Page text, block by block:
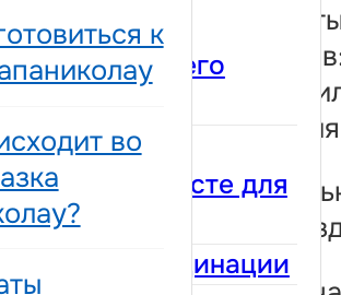
важно
своего
и
– вместе для
вакцинации
к
во
трех
неясные
1.
– клетки